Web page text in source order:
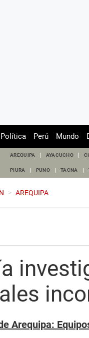
Política Perú Mundo
AREQUIPA AYACUCHO
PIURA PUNO TACNA
> AREQUIPA
Arequipa: